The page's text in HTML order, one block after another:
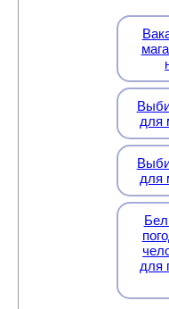
для
для
для